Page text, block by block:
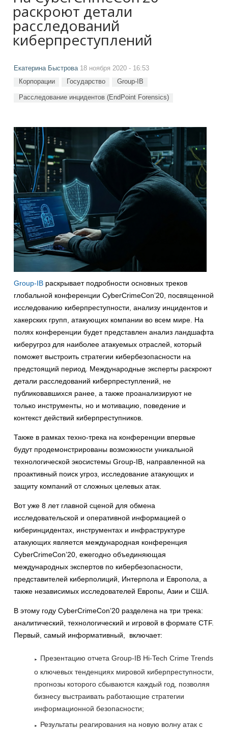
раскроют детали
расследований
киберпреступлений
Екатерина Быстрова18 ноября 2020 - 16:53
Корпорации Государство Group-IB
Расследование инцидентов (EndPoint Forensics)
Group-IB раскрывает подробности основных треков
глобальной конференции CyberCrimeCon’20, посвященной
исследованию киберпреступности, анализу инцидентов и
хакерских групп, атакующих компании во всем мире. На
полях конференции будет представлен анализ ландшафта
киберугроз для наиболее атакуемых отраслей, который
поможет выстроить стратегии кибербезопасности на
предстоящий период. Международные эксперты раскроют
детали расследований киберпреступлений, не
публиковавшихся ранее, а также проанализируют не
только инструменты, но и мотивацию, поведение и
контекст действий киберпреступников.
Также в рамках техно-трека на конференции впервые
будут продемонстрированы возможности уникальной
технологической экосистемы Group-IB, направленной на
проактивный поиск угроз, исследование атакующих и
защиту компаний от сложных целевых атак.
Вот уже 8 лет главной сценой для обмена
исследовательской и оперативной информацией о
киберинцидентах, инструментах и инфраструктуре
атакующих является международная конференция
CyberCrimeCon’20, ежегодно объединяющая
международных экспертов по кибербезопасности,
представителей киберполиций, Интерпола и Европола, а
также независимых исследователей Европы, Азии и США.
В этому году CyberCrimeCon’20 разделена на три трека:
аналитический, технологический и игровой в формате CTF.
Первый, самый информативный, включает:
Презентацию отчета Group-IB Hi-Tech Crime Trends
о ключевых тенденциях мировой киберпреступности,
прогнозы которого сбываются каждый год, позволяя
бизнесу выстраивать работающие стратегии
информационной безопасности;
Результаты реагирования на новую волну атак с